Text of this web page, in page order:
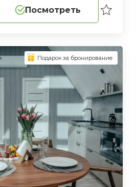
Посмотреть
Подарок за бронирование